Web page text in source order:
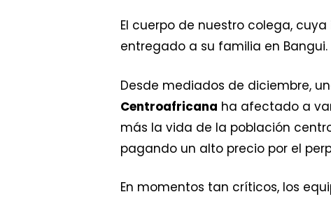
El cuerpo de nuestro colega,
entregado a su familia en Bangui.
Desde mediados de diciembre,
Centroafricana ha afectado a
más la vida de la población
pagando un alto precio por el
En momentos tan críticos, los